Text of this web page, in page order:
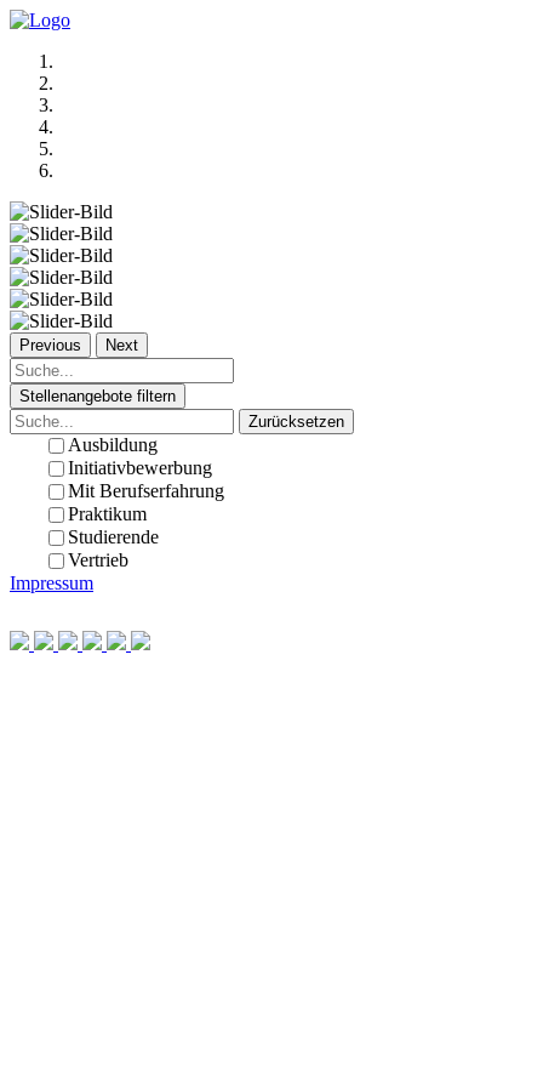
Previous Next
Stellenangebote filtern
Zurücksetzen
Ausbildung
Initiativbewerbung
Mit Berufserfahrung
Praktikum
Studierende
Vertrieb
Impressum